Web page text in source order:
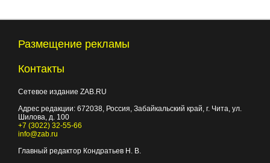
Размещение рекламы
Контакты
Сетевое издание ZAB.RU
Адрес редакции: 672038, Россия, Забайкальский край, г. Чита, ул.
Шилова, д. 100
+7 (3022) 32-55-66
info@zab.ru
Главный редактор Кондратьев Н. В.